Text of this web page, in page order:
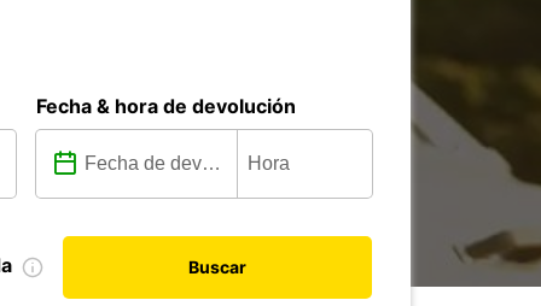
Fecha & hora de devolución
Buscar